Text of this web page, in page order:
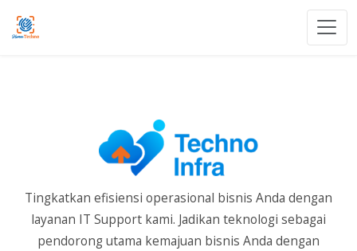
Tingkatkan efisiensi operasional bisnis Anda dengan
layanan IT Support kami. Jadikan teknologi sebagai
pendorong utama kemajuan bisnis Anda dengan